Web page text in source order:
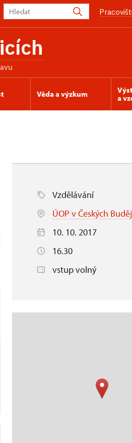
Věda a výzkum
a
Vzdělávání
ÚOP v Českých
10. 10. 2017
16.30
vstup volný